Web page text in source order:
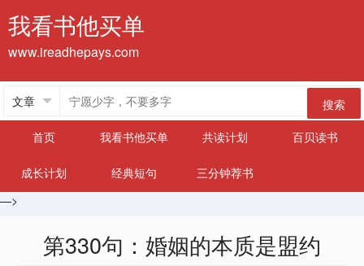
我看书他买单
www.ireadhepays.com
搜索
首页
我看书他买单 共读计划 百贝读书
成长计划 经典短句
三分钟荐书
—>
第330句：婚姻的本质是盟约